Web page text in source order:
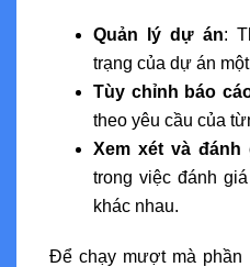
Quản lý dự án:
trạng của dự án
Tùy chỉnh báo
theo yêu cầu của
Xem xét và đánh
trong việc đánh
khác nhau.
Để chạy mượt mà phần